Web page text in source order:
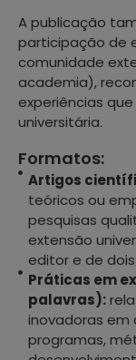
A publicação
participação de
comunidade
academia),
experiências
universitária.
Formatos:
Artigos
teóricos ou
pesquisas
extensão
editor e de
Práticas em
palavras):
inovadoras em
programas,